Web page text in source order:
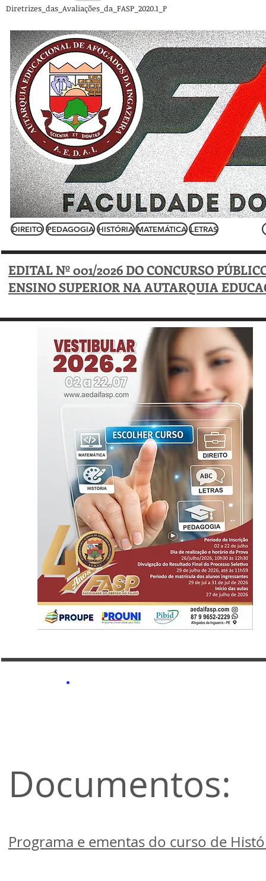
DIREITO PEDAGOGIA HISTÓRIA MATEMÁTICA LETRAS
EDITAL Nº 001/2026 DO CONCURSO
ENSINO SUPERIOR NA AUTARQUIA
Diretrizes_das_Avaliações_da_FASP_2020.1_P
Documentos:
Programa e ementas do curso de